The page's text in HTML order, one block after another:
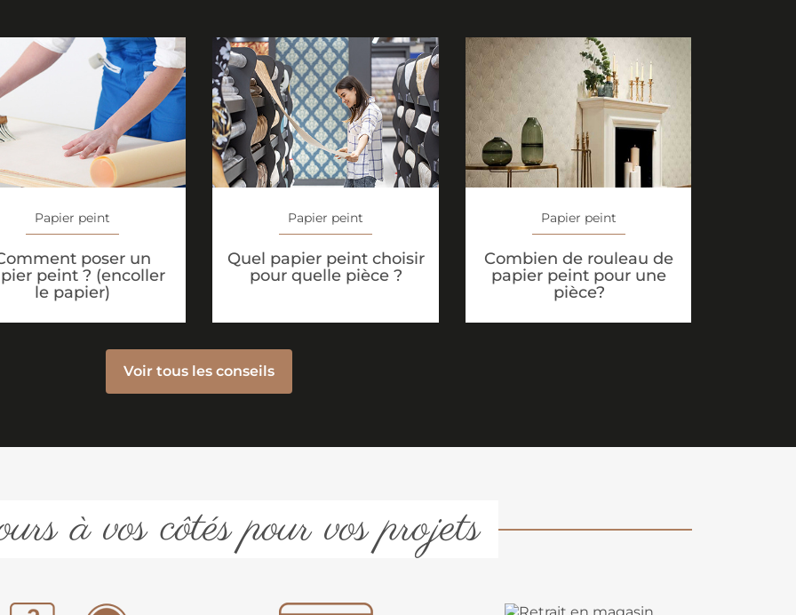
Papier peint
poser un
peint ? (encoller
le papier)
Papier peint
Quel papier peint choisir
pour quelle pièce ?
Papier peint
Combien de rouleau de
papier peint pour une
pièce?
Voir tous les conseils
à vos côtés pour vos projets